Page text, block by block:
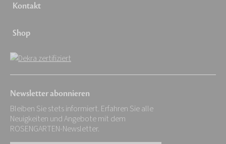
Kontakt
Shop
Newsletter abonnieren
Bleiben Sie stets informiert. Erfahren Sie alle
Neuigkeiten und Angebote mit dem
ROSENGARTEN-Newsletter.